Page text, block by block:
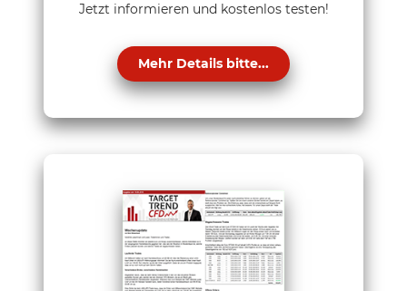
Jetzt informieren und kostenlos testen!
Mehr Details bitte...